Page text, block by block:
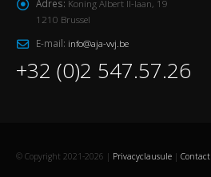
Adres: Koning Albert II-laan, 19
1210 Brussel
E-mail: info@aja-vvj.be
+32 (0)2 547.57.26
© Copyright 2021-2026 | Privacyclausule | Contact